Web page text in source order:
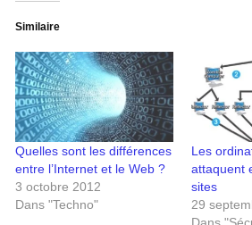
Similaire
Quelles sont les différences
entre l’Internet et le Web ?
3 octobre 2012
Dans "Techno"
Les
attaquent
sites
29